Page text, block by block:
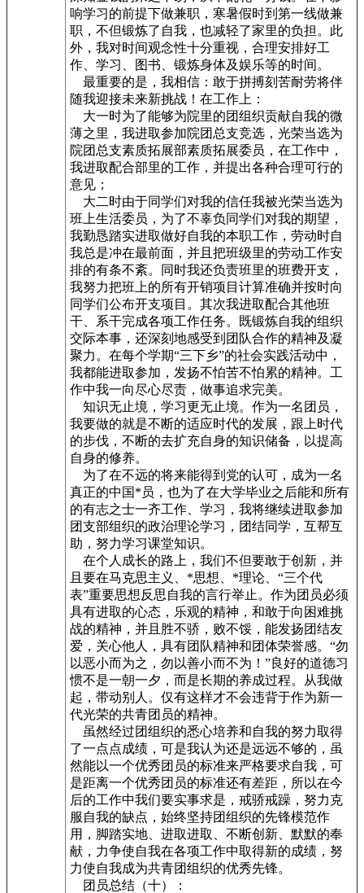
响学习的前提下做兼职，寒暑假时到第一线做兼
职，不但锻炼了自我，也减轻了家里的负担。此
外，我对时间观念性十分重视，合理安排好工
作、学习、图书、锻炼身体及娱乐等的时间。
最重要的是，我相信：敢于拼搏刻苦耐劳将伴
随我迎接未来新挑战！在工作上：
大一时为了能够为院里的团组织贡献自我的微
薄之里，我进取参加院团总支竞选，光荣当选为
院团总支素质拓展部素质拓展委员，在工作中，
我进取配合部里的工作，并提出各种合理可行的
意见；
大二时由于同学们对我的信任我被光荣当选为
班上生活委员，为了不辜负同学们对我的期望，
我勤恳踏实进取做好自我的本职工作，劳动时自
我总是冲在最前面，并且把班级里的劳动工作安
排的有条不紊。同时我还负责班里的班费开支，
我努力把班上的所有开销项目计算准确并按时向
同学们公布开支项目。其次我进取配合其他班
干、系干完成各项工作任务。既锻炼自我的组织
交际本事，还深刻地感受到团队合作的精神及凝
聚力。在每个学期“三下乡”的社会实践活动中，
我都能进取参加，发扬不怕苦不怕累的精神。工
作中我一向尽心尽责，做事追求完美。
知识无止境，学习更无止境。作为一名团员，
我要做的就是不断的适应时代的发展，跟上时代
的步伐，不断的去扩充自身的知识储备，以提高
自身的修养。
为了在不远的将来能得到党的认可，成为一名
真正的中国*员，也为了在大学毕业之后能和所有
的有志之士一齐工作、学习，我将继续进取参加
团支部组织的政治理论学习，团结同学，互帮互
助，努力学习课堂知识。
在个人成长的路上，我们不但要敢于创新，并
且要在马克思主义、*思想、*理论、“三个代
表”重要思想反思自我的言行举止。作为团员必须
具有进取的心态，乐观的精神，和敢于向困难挑
战的精神，并且胜不骄，败不馁，能发扬团结友
爱，关心他人，具有团队精神和团体荣誉感。“勿
以恶小而为之，勿以善小而不为！”良好的道德习
惯不是一朝一夕，而是长期的养成过程。从我做
起，带动别人。仅有这样才不会违背于作为新一
代光荣的共青团员的精神。
虽然经过团组织的悉心培养和自我的努力取得
了一点点成绩，可是我认为还是远远不够的，虽
然能以一个优秀团员的标准来严格要求自我，可
是距离一个优秀团员的标准还有差距，所以在今
后的工作中我们要实事求是，戒骄戒躁，努力克
服自我的缺点，始终坚持团组织的先锋模范作
用，脚踏实地、进取进取、不断创新、默默的奉
献，力争使自我在各项工作中取得新的成绩，努
力使自我成为共青团组织的优秀先锋。
团员总结（十）：